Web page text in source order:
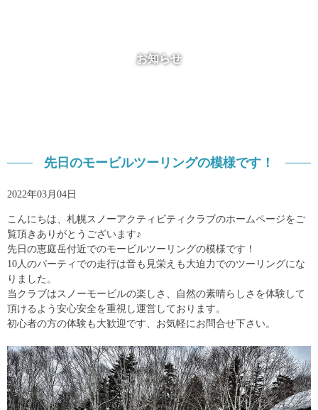
お知らせ
先日のモービルツーリングの模様です！
2022年03月04日
こんにちは、札幌スノーアクティビティクラブのホームページをご
覧頂きありがとうございます♪
先日の恵庭岳付近でのモービルツーリングの模様です！
10人のパーティでの走行は音も見栄えも大迫力でのツーリングにな
りました。
当クラブはスノーモービルの楽しさ、自然の素晴らしさを体験して
頂けるよう安心安全を重視し運営しております。
初心者の方の体験も大歓迎です、お気軽にお問合せ下さい。